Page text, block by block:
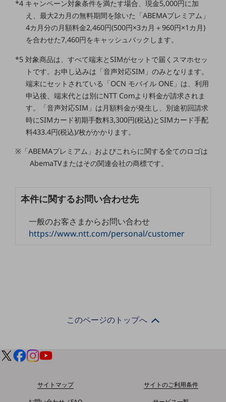
トレンド記事特集
IT用語集
中堅中小企業向け
サービス・ソリューション
課題やニーズに合ったサービスをご紹介し、
中堅中小企業のビジネスをサポート！
お悩みから見つける
お悩みから見つけるTOP
ネットワーク
モバイル・音声
リモート・ハイブリッドワーク
その他のお悩みはこちら
業界から見つけるTOP
ビジネスお悩み診断
NTTドコモビジネス
モバイル・ICTサービスをオンラインで
*4 キャンペーン対象条件を満たす場合、現金5,000円に加
え、最大2カ月の無料期間を除いた「ABEMAプレミアム」
4カ月分の月額料金2,460円(500円×3カ月＋960円×1カ月)
を合わせた7,460円をキャッシュバックします。
*5 対象商品は、すべて端末とSIMがセットで届くスマホセッ
トです。お申し込みは「音声対応SIM」のみとなります。
端末にセットされている「OCN モバイル ONE」は、利用
申込後、端末代とは別にNTT Comより料金が請求されま
す。「音声対応SIM」は月額料金が発生し、別途初回請求
時にSIMカード初期手数料3,300円(税込)とSIMカード手配
料433.4円(税込)/枚がかかります。
※「ABEMAプレミアム」およびこれらに関する全てのロゴは
AbemaTVまたはその関連会社の商標です。
本件に関するお問い合わせ先
一般のお客さまからお問い合わせ
https://www.ntt.com/personal/customer
このページのトップへ
サイトマップ
サイトのご利用条件